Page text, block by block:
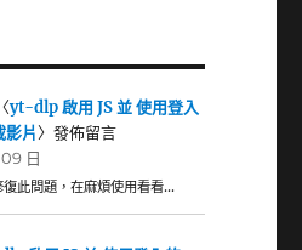
yt-dlp 啟用 JS 並 使用登入
影片〉發佈留言
日
復此問題，在麻煩使用看看…